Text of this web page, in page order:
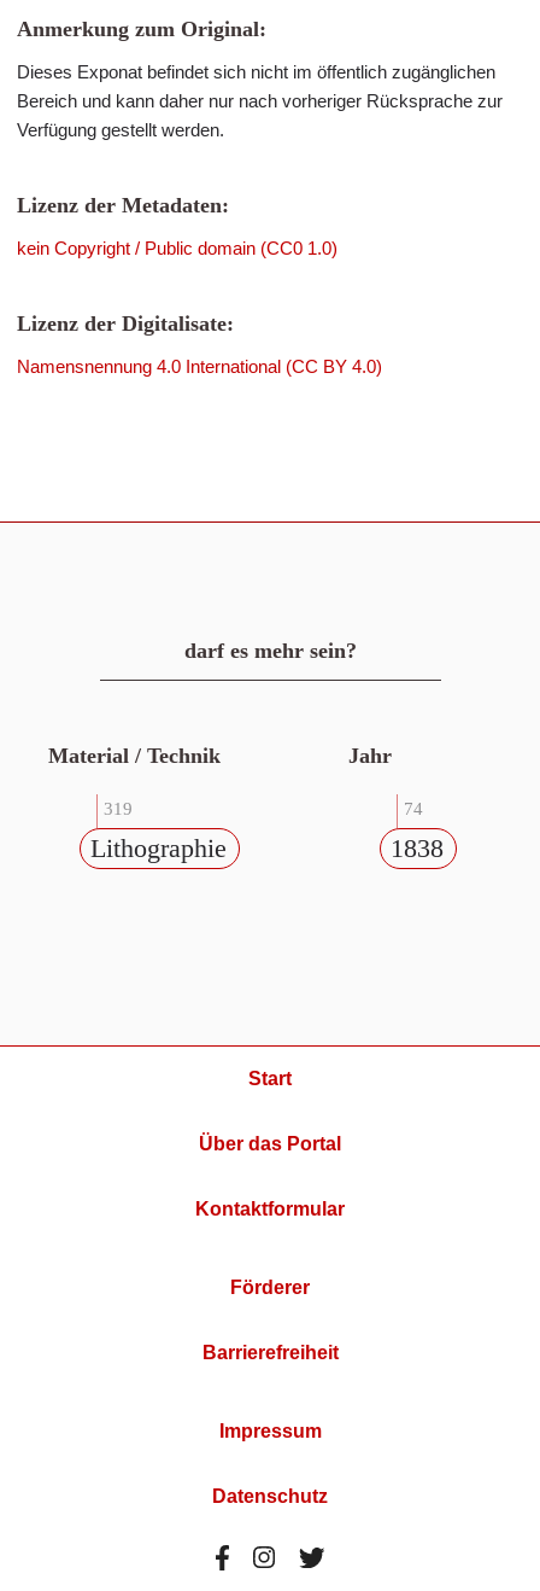
Anmerkung zum Original:
Dieses Exponat befindet sich nicht im öffentlich zugänglichen
Bereich und kann daher nur nach vorheriger Rücksprache zur
Verfügung gestellt werden.
Lizenz der Metadaten:
kein Copyright / Public domain (CC0 1.0)
Lizenz der Digitalisate:
Namensnennung 4.0 International (CC BY 4.0)
darf es mehr sein?
Material / Technik
319
Lithographie
Jahr
74
1838
Start
Über das Portal
Kontaktformular
Förderer
Barrierefreiheit
Impressum
Datenschutz